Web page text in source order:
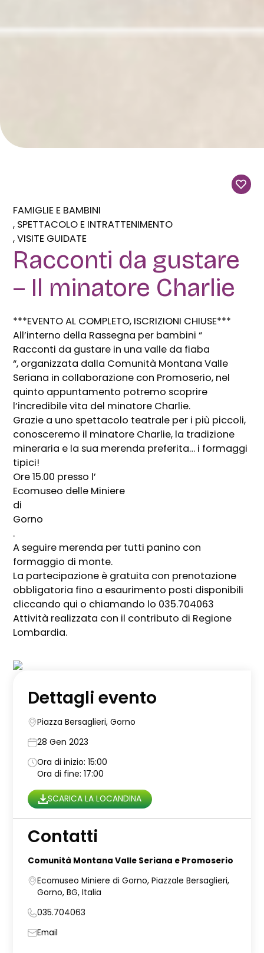
FAMIGLIE E BAMBINI
SPETTACOLO E INTRATTENIMENTO
VISITE GUIDATE
Racconti da gustare
– Il minatore Charlie
***EVENTO AL COMPLETO, ISCRIZIONI CHIUSE***
All’interno della Rassegna per bambini “
Racconti da gustare in una valle da fiaba
“, organizzata dalla Comunità Montana Valle
Seriana in collaborazione con Promoserio, nel
quinto appuntamento potremo scoprire
l’incredibile vita del minatore Charlie.
Grazie a uno spettacolo teatrale per i più piccoli,
conosceremo il minatore Charlie, la tradizione
mineraria e la sua merenda preferita… i formaggi
tipici!
Ore 15.00 presso l’
Ecomuseo delle Miniere
di
Gorno
.
A seguire merenda per tutti panino con
formaggio di monte.
La partecipazione è gratuita con prenotazione
obbligatoria fino a esaurimento posti disponibili
cliccando qui o chiamando lo 035.704063
Attività realizzata con il contributo di Regione
Lombardia.
Dettagli evento
Piazza Bersaglieri, Gorno
28 Gen 2023
Ora di inizio: 15:00
Ora di fine: 17:00
SCARICA LA LOCANDINA
Contatti
Comunità Montana Valle Seriana e Promoserio
Ecomuseo Miniere di Gorno, Piazzale Bersaglieri,
Gorno, BG, Italia
035.704063
Email